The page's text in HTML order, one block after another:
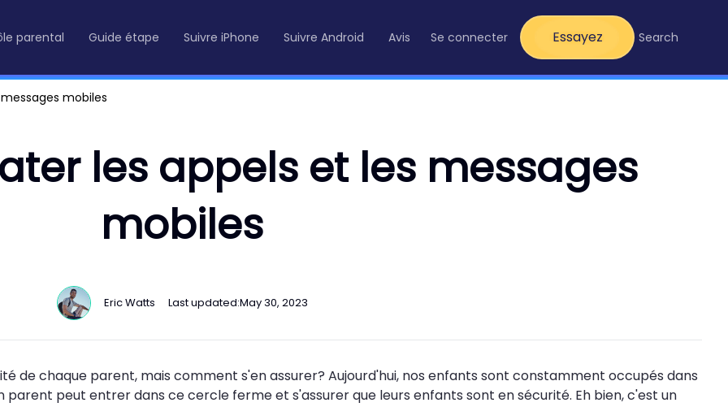
parental Guide étape Suivre iPhone Suivre Android Avis Se connecter Essayez Search
mobiles
les appels et les messages
mobiles
Eric Watts Last updated:May 30, 2023
de chaque parent, mais comment s'en assurer? Aujourd'hui, nos enfants sont constamment occupés dans
peut entrer dans ce cercle ferme et s'assurer que leurs enfants sont en sécurité. Eh bien, c'est un